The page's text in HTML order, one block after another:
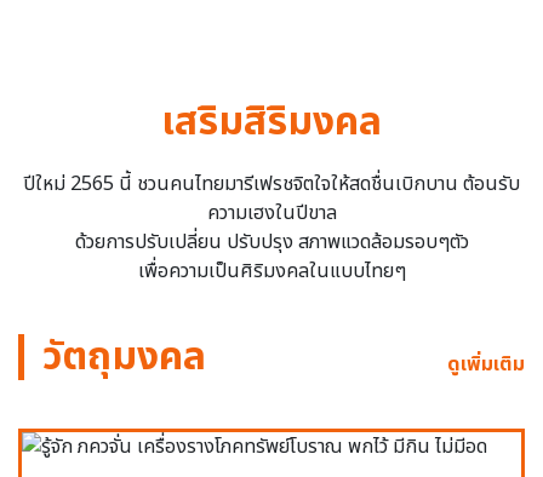
เสริมสิริมงคล
ปีใหม่ 2565 นี้ ชวนคนไทยมารีเฟรชจิตใจให้สดชื่นเบิกบาน ต้อนรับ
ความเฮงในปีขาล
ด้วยการปรับเปลี่ยน ปรับปรุง สภาพแวดล้อมรอบๆตัว
เพื่อความเป็นศิริมงคลในแบบไทยๆ
วัตถุมงคล ดูเพิ่มเติม